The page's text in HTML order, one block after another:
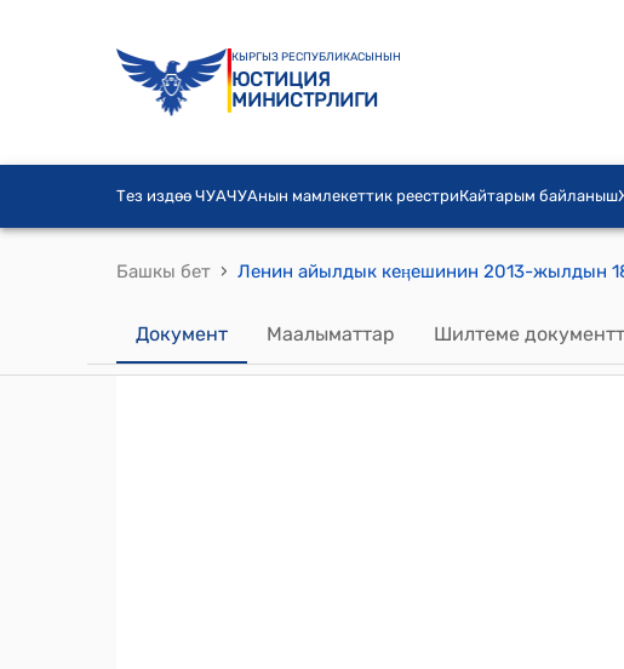
КЫРГЫЗ РЕСПУБЛИКАСЫНЫН
ЮСТИЦИЯ
МИНИСТРЛИГИ
Тез издөө ЧУАЧУАнын мамлекеттик реестриКайтарым байланыш
Башкы бет ›
Документ Маалыматтар Шилтеме